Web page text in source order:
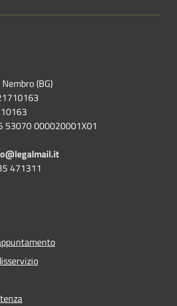
(BG)
53070 000020001X01
471311